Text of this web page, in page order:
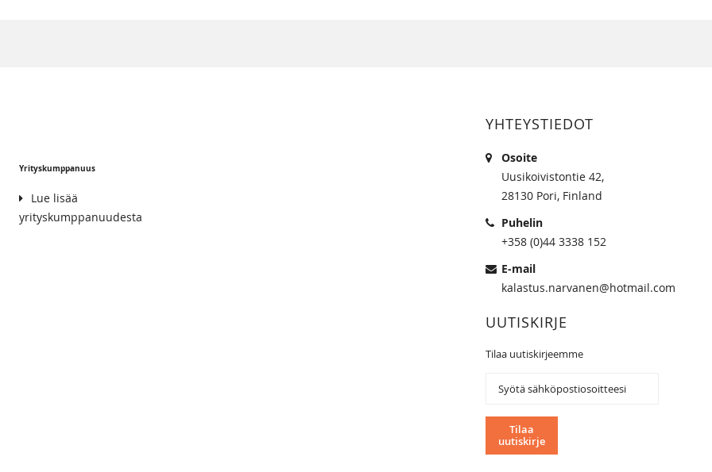
Yrityskumppanuus
Lue lisää
yrityskumppanuudesta
YHTEYSTIEDOT
Osoite
Uusikoivistontie 42,
28130 Pori, Finland
Puhelin
+358 (0)44 3338 152
E-mail
kalastus.narvanen@hotmail.com
UUTISKIRJE
Tilaa uutiskirjeemme
uutiskirjeemme:
Tilaa
uutiskirje